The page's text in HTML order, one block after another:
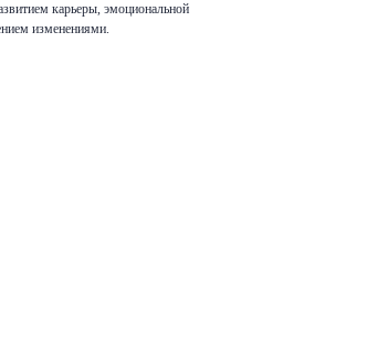
карьеры, эмоциональной
изменениями.